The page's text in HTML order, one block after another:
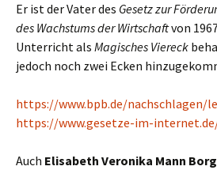
Er ist der Vater des Gesetz zur
des Wachstums der Wirtschaftvon
Unterricht als Magisches Viereck
jedoch noch zwei Ecken
https://www.bpb.de/nachschlagen/
https://www.gesetze-im-
Auch Elisabeth Veronika Mann